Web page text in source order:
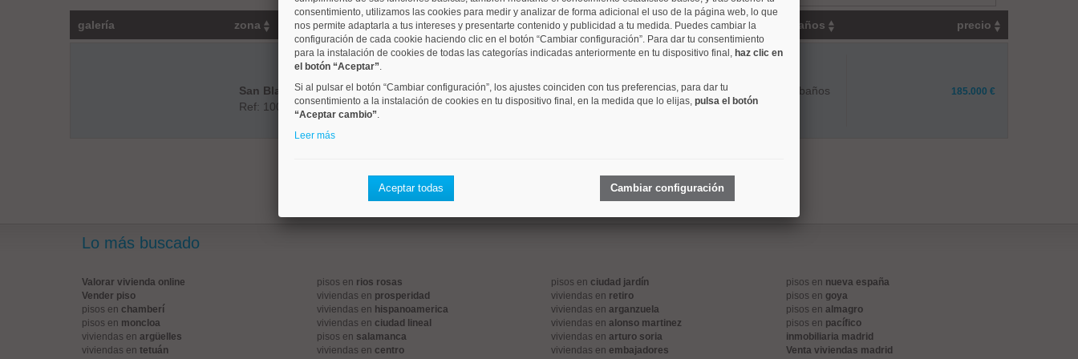
galería zona barrio metros dormitorios baños precio
San Blas
Ref: 10008898
Simancas 40 m² 1 dorm. 1 baños 185.000 €
Lo más buscado
Valorar vivienda online
Vender piso
pisos en chamberí
pisos en moncloa
viviendas en argüelles
viviendas en tetuán
pisos en rios rosas
viviendas en prosperidad
viviendas en hispanoamerica
viviendas en ciudad lineal
pisos en salamanca
viviendas en centro
pisos en ciudad jardín
viviendas en retiro
viviendas en arganzuela
viviendas en alonso martinez
viviendas en arturo soria
viviendas en embajadores
pisos en nueva españa
pisos en goya
pisos en almagro
pisos en pacífico
inmobiliaria madrid
Venta viviendas madrid
consentimiento, utilizamos las cookies para medir y analizar de forma adicional el uso de la página web, lo que
nos permite adaptarla a tus intereses y presentarte contenido y publicidad a tu medida. Puedes cambiar la
configuración de cada cookie haciendo clic en el botón “Cambiar configuración”. Para dar tu consentimiento
para la instalación de cookies de todas las categorías indicadas anteriormente en tu dispositivo final, haz clic en
el botón “Aceptar”.
Si al pulsar el botón “Cambiar configuración”, los ajustes coinciden con tus preferencias, para dar tu
consentimiento a la instalación de cookies en tu dispositivo final, en la medida que lo elijas, pulsa el botón
“Aceptar cambio”.
Leer más
Aceptar todas Cambiar configuración